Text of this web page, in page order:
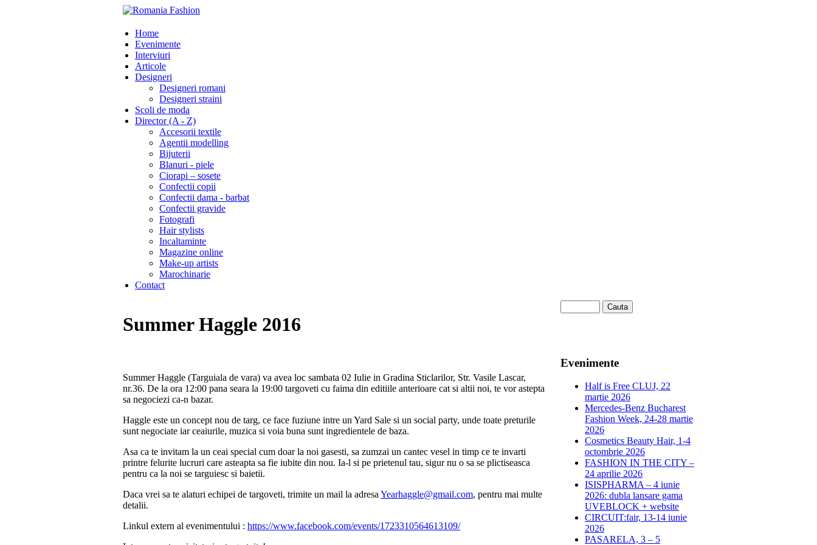
Home
Evenimente
Interviuri
Articole
Designeri
Designeri romani
Designeri straini
Scoli de moda
Director (A - Z)
Accesorii textile
Agentii modelling
Bijuterii
Blanuri - piele
Ciorapi – sosete
Confectii copii
Confectii dama - barbat
Confectii gravide
Fotografi
Hair stylists
Incaltaminte
Magazine online
Make-up artists
Marochinarie
Contact
Summer Haggle 2016
Summer Haggle (Targuiala de vara) va avea loc sambata 02 Iulie in Gradina Sticlarilor, Str. Vasile Lascar,
nr.36. De la ora 12:00 pana seara la 19:00 targoveti cu faima din editiile anterioare cat si altii noi, te vor astepta
sa negociezi ca-n bazar.
Haggle este un concept nou de targ, ce face fuziune intre un Yard Sale si un social party, unde toate preturile
sunt negociate iar ceaiurile, muzica si voia buna sunt ingredientele de baza.
Asa ca te invitam la un ceai special cum doar la noi gasesti, sa zumzai un cantec vesel in timp ce te invarti
printre felurite lucruri care asteapta sa fie iubite din nou. Ia-l si pe prietenul tau, sigur nu o sa se plictiseasca
pentru ca la noi se targuiesc si baietii.
Daca vrei sa te alaturi echipei de targoveti, trimite un mail la adresa Yearhaggle@gmail.com, pentru mai multe
detalii.
Linkul extern al evenimentului : https://www.facebook.com/events/1723310564613109/
Evenimente
Half is Free CLUJ, 22
martie 2026
Mercedes-Benz Bucharest
Fashion Week, 24-28 martie
2026
Cosmetics Beauty Hair, 1-4
octombrie 2026
FASHION IN THE CITY –
24 aprilie 2026
ISISPHARMA – 4 iunie
2026: dubla lansare gama
UVEBLOCK + website
CIRCUIT:fair, 13-14 iunie
2026
PASARELA, 3 – 5